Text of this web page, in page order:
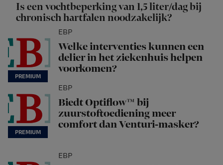
Is een vochtbeperking van 1,5 liter/dag bij
chronisch hartfalen noodzakelijk?
EBP
Welke interventies kunnen een
delier in het ziekenhuis helpen
voorkomen?
EBP
Biedt Optiflow™ bij
zuurstoftoediening meer
comfort dan Venturi-masker?
EBP